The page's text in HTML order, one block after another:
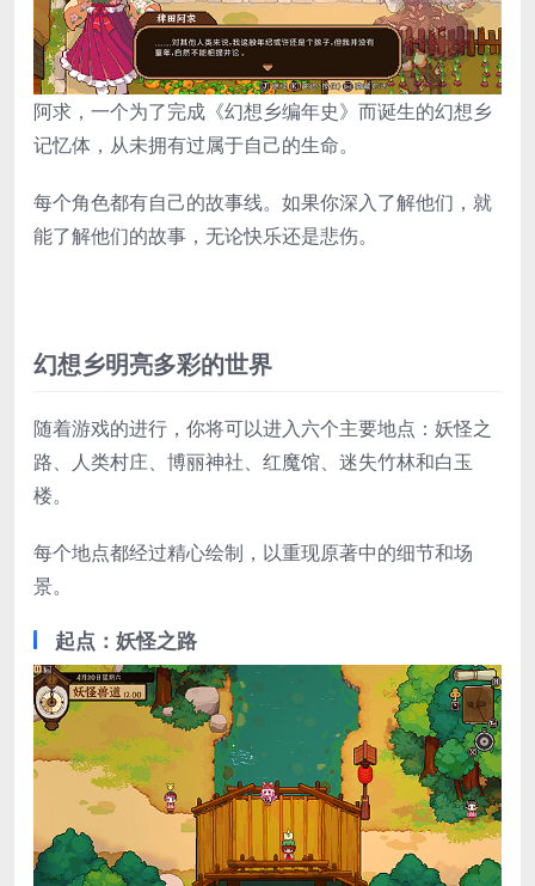
阿求，一个为了完成《幻想乡编年史》而诞生的幻想乡
记忆体，从未拥有过属于自己的生命。
每个角色都有自己的故事线。如果你深入了解他们，就
能了解他们的故事，无论快乐还是悲伤。
幻想乡明亮多彩的世界
随着游戏的进行，你将可以进入六个主要地点：妖怪之
路、人类村庄、博丽神社、红魔馆、迷失竹林和白玉
楼。
每个地点都经过精心绘制，以重现原著中的细节和场
景。
起点：妖怪之路